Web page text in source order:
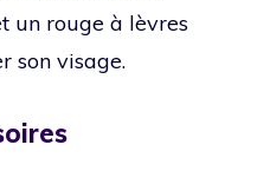
un rouge à lèvres
son visage.